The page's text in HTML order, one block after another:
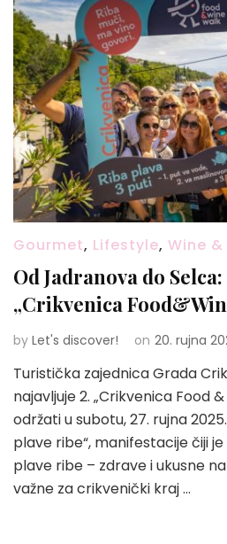
Gourmet, Lifestyle, Wine &
Od Jadranova do
„Crikvenica
by Let's discover! on 20. rujna
Turistička zajednica Grada
najavljuje 2. „Crikvenica Food
održati u subotu, 27. rujna
plave ribe“, manifestacije čiji
plave ribe – zdrave i ukusne
važne za crikvenički kraj …